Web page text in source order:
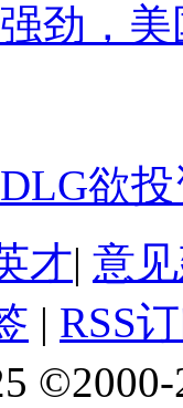
劲，
欲
才| 意
| RSS